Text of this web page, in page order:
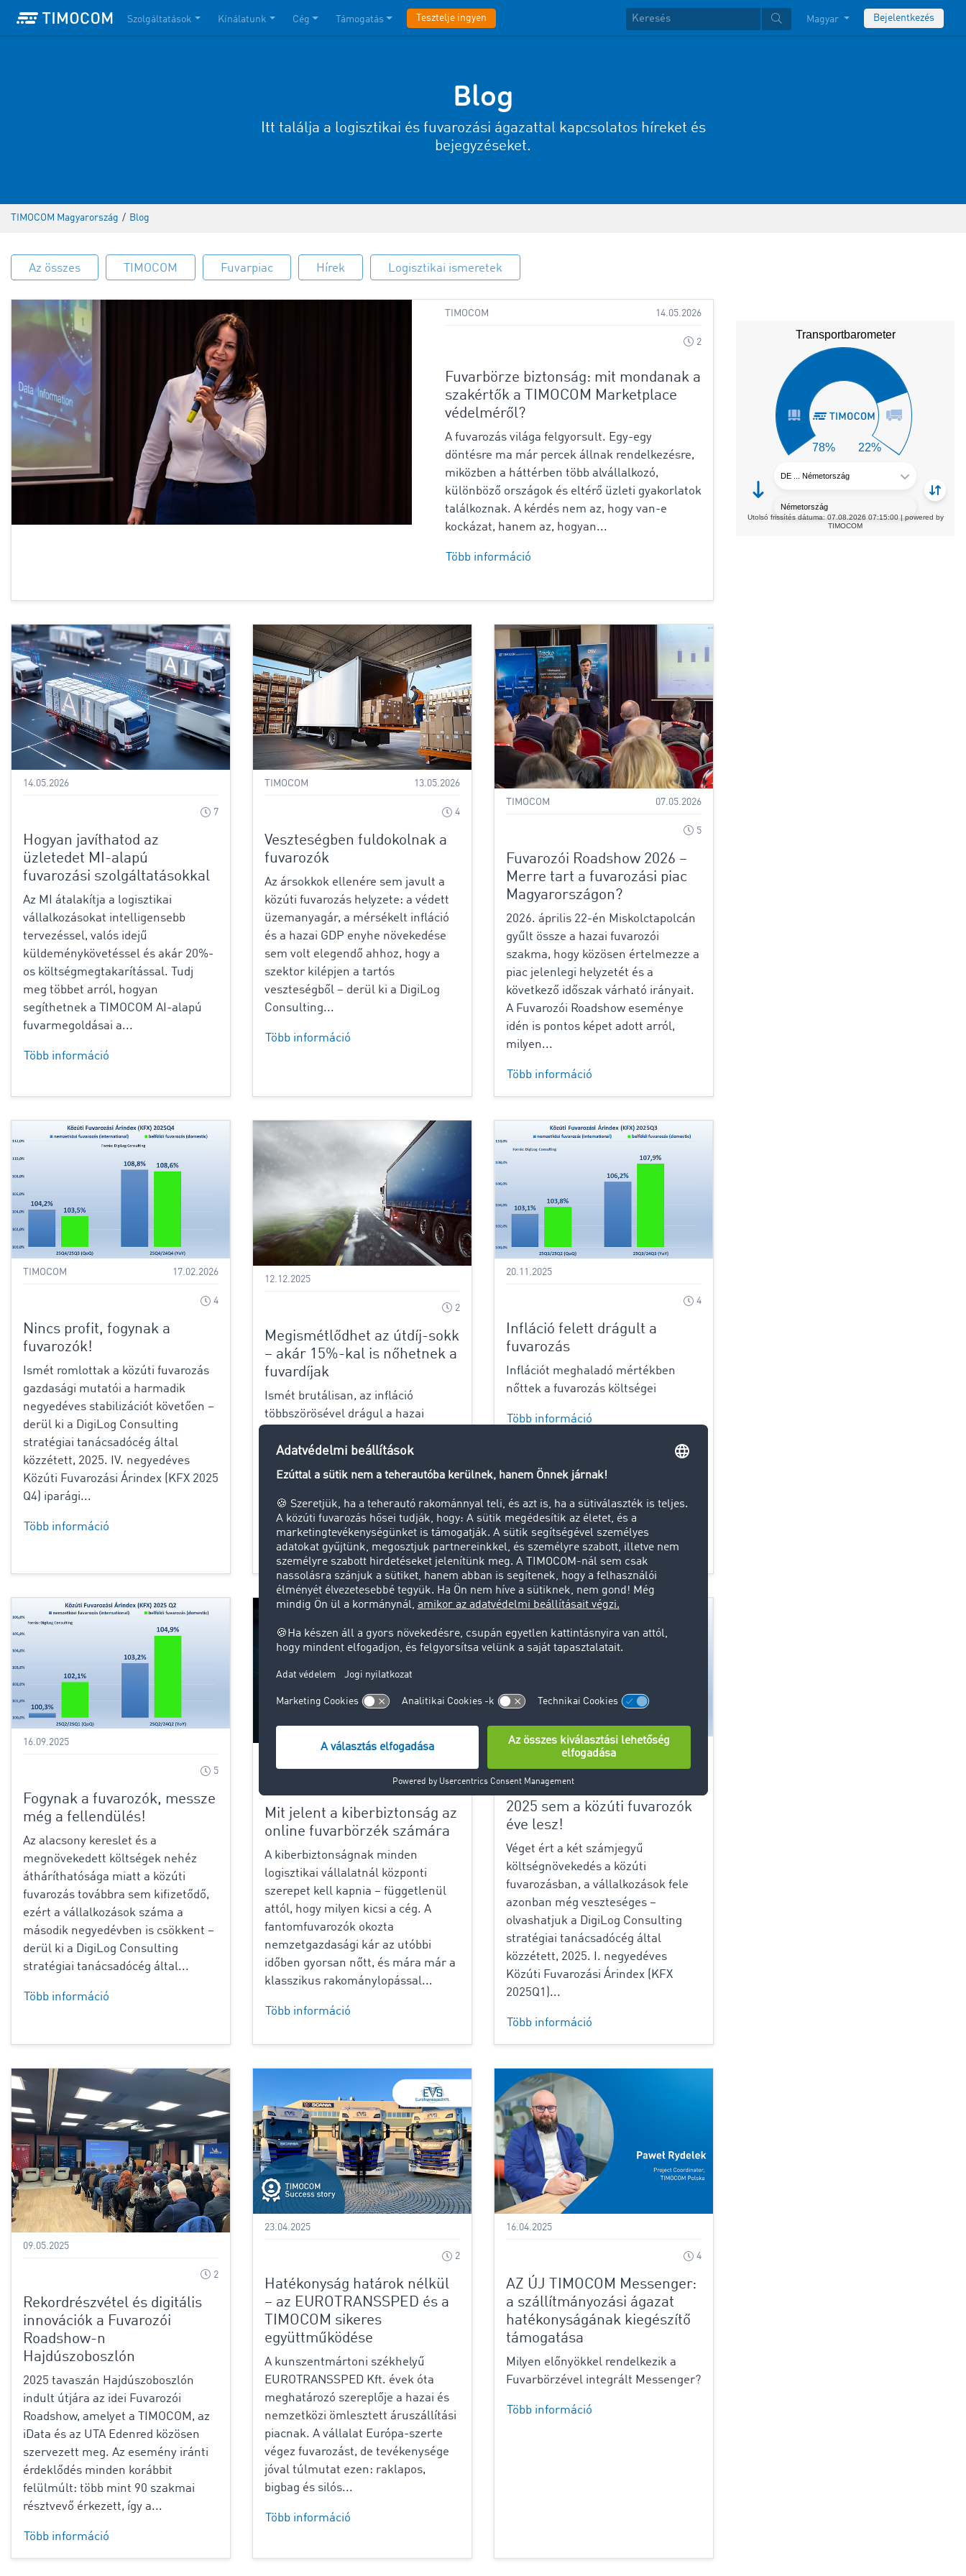
Szolgáltatások Kínálatunk Cég Támogatás Tesztelje ingyen Magyar Bejelentkezés
Blog
Itt találja a logisztikai és fuvarozási ágazattal kapcsolatos híreket és
bejegyzéseket.
TIMOCOM Magyarország / Blog
Az összes TIMOCOM Fuvarpiac Hírek Logisztikai ismeretek
TIMOCOM 14.05.2026
2
Fuvarbörze biztonság: mit mondanak a
szakértők a TIMOCOM Marketplace
védelméről?
A fuvarozás világa felgyorsult. Egy-egy
döntésre ma már percek állnak rendelkezésre,
miközben a háttérben több alvállalkozó,
különböző országok és eltérő üzleti gyakorlatok
találkoznak. A kérdés nem az, hogy van-e
kockázat, hanem az, hogyan...
Több információ
14.05.2026
7
Hogyan javíthatod az
üzletedet MI-alapú
fuvarozási szolgáltatásokkal
Az MI átalakítja a logisztikai
vállalkozásokat intelligensebb
tervezéssel, valós idejű
küldeménykövetéssel és akár 20%-
os költségmegtakarítással. Tudj
meg többet arról, hogyan
segíthetnek a TIMOCOM AI-alapú
fuvarmegoldásai a...
Több információ
TIMOCOM 13.05.2026
4
Veszteségben fuldokolnak a
fuvarozók
Az ársokkok ellenére sem javult a
közúti fuvarozás helyzete: a védett
üzemanyagár, a mérsékelt infláció
és a hazai GDP enyhe növekedése
sem volt elegendő ahhoz, hogy a
szektor kilépjen a tartós
veszteségből – derül ki a DigiLog
Consulting...
Több információ
TIMOCOM 07.05.2026
5
Fuvarozói Roadshow 2026 –
Merre tart a fuvarozási piac
Magyarországon?
2026. április 22-én Miskolctapolcán
gyűlt össze a hazai fuvarozói
szakma, hogy közösen értelmezze a
piac jelenlegi helyzetét és a
következő időszak várható irányait.
A Fuvarozói Roadshow eseménye
idén is pontos képet adott arról,
milyen...
Több információ
TIMOCOM 17.02.2026
4
Nincs profit, fogynak a
fuvarozók!
Ismét romlottak a közúti fuvarozás
gazdasági mutatói a harmadik
negyedéves stabilizációt követően –
derül ki a DigiLog Consulting
stratégiai tanácsadócég által
közzétett, 2025. IV. negyedéves
Közúti Fuvarozási Árindex (KFX 2025
Q4) iparági...
Több információ
12.12.2025
2
Megismétlődhet az útdíj-sokk
– akár 15%-kal is nőhetnek a
fuvardíjak
Ismét brutálisan, az infláció
többszörösével drágul a hazai
november 30-án kihirdetett
jogszabálymódosításból. A
az infláció mértékével, 4,3%-kal, de
a főútvonalakon ennek...
Több információ
20.11.2025
4
Infláció felett drágult a
fuvarozás
Inflációt meghaladó mértékben
nőttek a fuvarozás költségei
Több információ
16.09.2025
5
Fogynak a fuvarozók, messze
még a fellendülés!
Az alacsony kereslet és a
megnövekedett költségek nehéz
átháríthatósága miatt a közúti
fuvarozás továbbra sem kifizetődő,
ezért a vállalkozások száma a
második negyedévben is csökkent –
derül ki a DigiLog Consulting
stratégiai tanácsadócég által...
Több információ
3
Mit jelent a kiberbiztonság az
online fuvarbörzék számára
A kiberbiztonságnak minden
logisztikai vállalatnál központi
szerepet kell kapnia – függetlenül
attól, hogy milyen kicsi a cég. A
fantomfuvarozók okozta
nemzetgazdasági kár az utóbbi
időben gyorsan nőtt, és mára már a
klasszikus rakománylopással...
Több információ
2025 sem a közúti fuvarozók
éve lesz!
Véget ért a két számjegyű
költségnövekedés a közúti
fuvarozásban, a vállalkozások fele
azonban még veszteséges –
olvashatjuk a DigiLog Consulting
stratégiai tanácsadócég által
közzétett, 2025. I. negyedéves
Közúti Fuvarozási Árindex (KFX
2025Q1)...
Több információ
09.05.2025
2
Rekordrészvétel és digitális
innovációk a Fuvarozói
Roadshow-n
Hajdúszoboszlón
2025 tavaszán Hajdúszoboszlón
indult útjára az idei Fuvarozói
Roadshow, amelyet a TIMOCOM, az
iData és az UTA Edenred közösen
szervezett meg. Az esemény iránti
érdeklődés minden korábbit
felülmúlt: több mint 90 szakmai
résztvevő érkezett, így a...
Több információ
23.04.2025
2
Hatékonyság határok nélkül
– az EUROTRANSSPED és a
TIMOCOM sikeres
együttműködése
A kunszentmártoni székhelyű
EUROTRANSSPED Kft. évek óta
meghatározó szereplője a hazai és
nemzetközi ömlesztett áruszállítási
piacnak. A vállalat Európa-szerte
végez fuvarozást, de tevékenysége
jóval túlmutat ezen: raklapos,
bigbag és silós...
Több információ
16.04.2025
4
AZ ÚJ TIMOCOM Messenger:
a szállítmányozási ágazat
hatékonyságának kiegészítő
támogatása
Milyen előnyökkel rendelkezik a
Fuvarbörzével integrált Messenger?
Több információ